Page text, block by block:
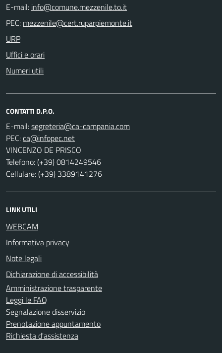
E-mail:
PEC:
URP
Uffici e orari
Numeri utili
CONTATTI D.P.O.
E-mail:
PEC:
VINCENZO DE PRISCO
Telefono: (+39) 0814249546
Cellulare: (+39) 3389141276
LINK UTILI
WEBCAM
Informativa privacy
Note legali
Dichiarazione di accessibilità
Amministrazione trasparente
Leggi le FAQ
Segnalazione disservizio
Prenotazione appuntamento
Richiesta d'assistenza